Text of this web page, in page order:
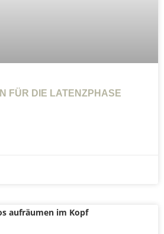
FÜR DIE LATENZPHASE